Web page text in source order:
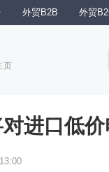
外贸B2B 外贸
页
进口低